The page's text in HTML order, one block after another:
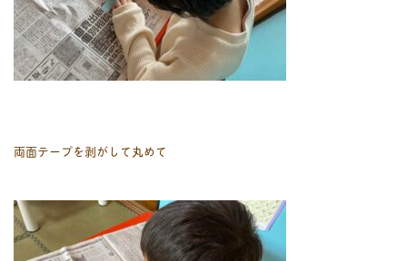
両面テープを剥がして丸めて